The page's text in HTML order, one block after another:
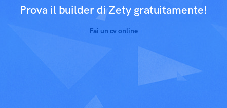
Prova il builder di Zety gratuitamente!
Fai un cv online